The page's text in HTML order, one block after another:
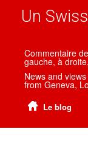
Un
Commentaire
gauche, à
News and
from Geneva,
Le blog